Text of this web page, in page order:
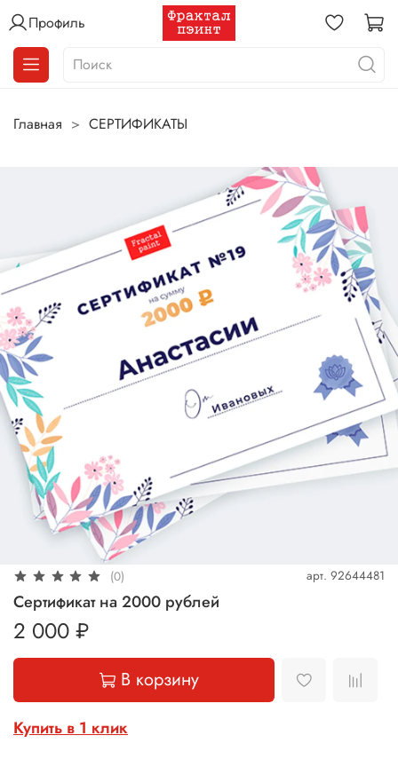
Профиль
Главная СЕРТИФИКАТЫ
(0) арт. 92644481
Сертификат на 2000 рублей
2 000 ₽
В корзину
Купить в 1 клик